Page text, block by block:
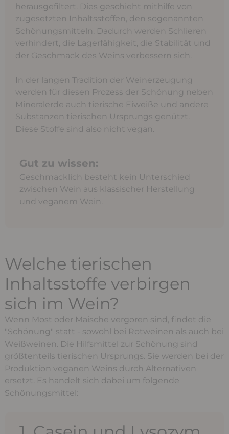
herausgefiltert. Dies geschieht mithilfe von
zugesetzten Inhaltsstoffen, den sogenannten
Schönungsmitteln. Dadurch werden Schlieren
verhindert, die Lagerfähigkeit, die Stabilität und
der Geschmack des Weins verbessern sich.
In der langen Tradition der Weinerzeugung
werden für diesen Prozess der Schönung neben
Mineralerde auch tierische Eiweiße und andere
Substanzen tierischen Ursprungs genützt.
Diese Stoffe sind also nicht vegan.
Gut zu wissen:
Geschmacklich besteht kein Unterschied
zwischen Wein aus klassischer Herstellung
und veganem Wein.
Welche tierischen
Inhaltsstoffe verbirgen
sich im Wein?
Wenn Most oder Maische vergoren sind, findet die
"Schönung" statt - sowohl bei Rotweinen als auch bei
Weißweinen. Die Hilfsmittel zur Schönung sind
größtenteils tierischen Ursprungs. Sie werden bei der
Produktion veganen Weins durch Alternativen
ersetzt. Es handelt sich dabei um folgende
Schönungsmittel: